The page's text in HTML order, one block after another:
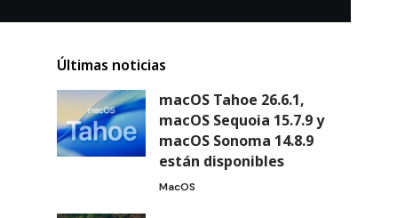
Últimas noticias
macOS Tahoe 26.6.1,
macOS Sequoia 15.7.9 y
macOS Sonoma 14.8.9
están disponibles
MacOS